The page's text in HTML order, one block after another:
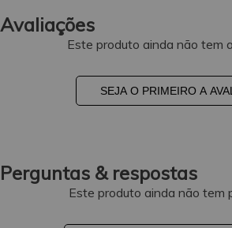
Avaliações
Este produto ainda não tem
SEJA O PRIMEIRO A
Perguntas & respostas
Este produto ainda não tem